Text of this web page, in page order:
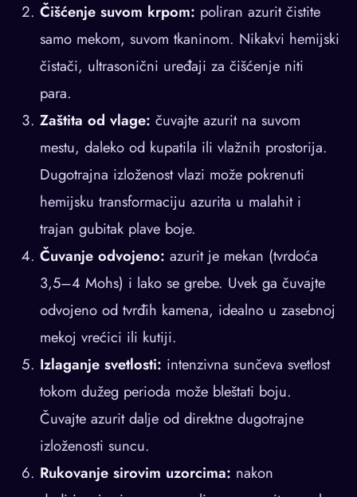
Čišćenje suvom krpom: poliran azurit čistite
samo mekom, suvom tkaninom. Nikakvi hemijski
čistači, ultrasonični uređaji za čišćenje niti
para.
Zaštita od vlage: čuvajte azurit na suvom
mestu, daleko od kupatila ili vlažnih prostorija.
Dugotrajna izloženost vlazi može pokrenuti
hemijsku transformaciju azurita u malahit i
trajan gubitak plave boje.
Čuvanje odvojeno: azurit je mekan (tvrdoća
3,5–4 Mohs) i lako se grebe. Uvek ga čuvajte
odvojeno od tvrđih kamena, idealno u zasebnoj
mekoj vrećici ili kutiji.
Izlaganje svetlosti: intenzivna sunčeva svetlost
tokom dužeg perioda može bleštati boju.
Čuvajte azurit dalje od direktne dugotrajne
izloženosti suncu.
Rukovanje sirovim uzorcima: nakon